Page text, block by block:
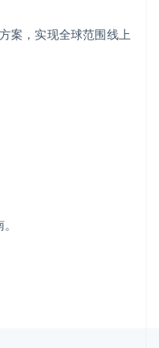
案，实现全球范围线上